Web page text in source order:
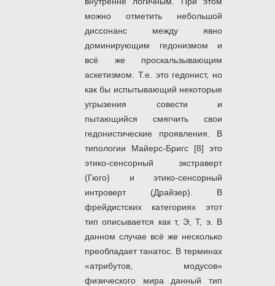
можно отметить небольшой
диссонанс между явно
доминирующим гедонизмом и
всё же проскальзывающим
аскетизмом. Т.е. это гедонист, но
как бы испытывающий некоторые
угрызения совести и
пытающийся смягчить свои
гедонистические проявления. В
типологии Майерс-Бригс [8] это
этико-сенсорный экстраверт
(Гюго) и этико-сенсорный
интроверт (Драйзер). В
фрейдистских категориях этот
тип описывается как т, Э, Т, э. В
данном случае всё же несколько
преобладает танатос. В терминах
«атрибутов, модусов»
физического мира данный тип